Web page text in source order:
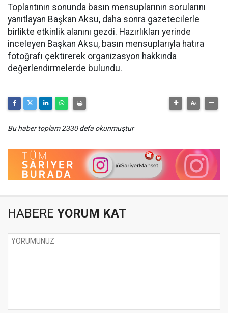
Toplantının sonunda basın mensuplarının sorularını
yanıtlayan Başkan Aksu, daha sonra gazetecilerle
birlikte etkinlik alanını gezdi. Hazırlıkları yerinde
inceleyen Başkan Aksu, basın mensuplarıyla hatıra
fotoğrafı çektirerek organizasyon hakkında
değerlendirmelerde bulundu.
Bu haber toplam 2330 defa okunmuştur
HABERE YORUM KAT